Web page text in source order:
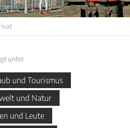
unter
und Tourismus
und Natur
und Leute